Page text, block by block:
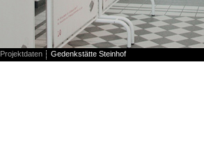
Projektdaten Gedenkstätte Steinhof